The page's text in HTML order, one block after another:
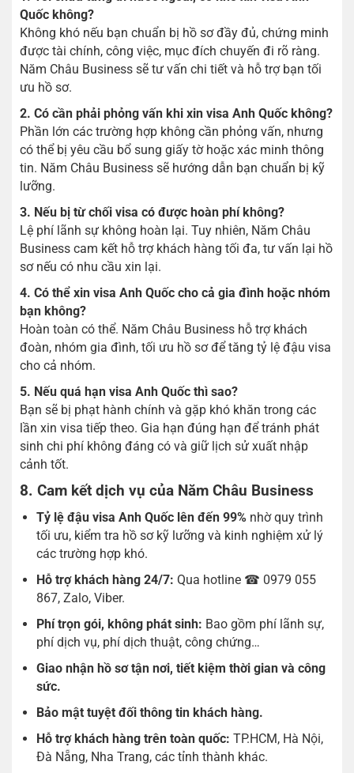
Quốc không?
Không khó nếu bạn chuẩn bị hồ sơ đầy đủ, chứng minh
được tài chính, công việc, mục đích chuyến đi rõ ràng.
Năm Châu Business sẽ tư vấn chi tiết và hỗ trợ bạn tối
ưu hồ sơ.
2. Có cần phải phỏng vấn khi xin visa Anh Quốc không?
Phần lớn các trường hợp không cần phỏng vấn, nhưng
có thể bị yêu cầu bổ sung giấy tờ hoặc xác minh thông
tin. Năm Châu Business sẽ hướng dẫn bạn chuẩn bị kỹ
lưỡng.
3. Nếu bị từ chối visa có được hoàn phí không?
Lệ phí lãnh sự không hoàn lại. Tuy nhiên, Năm Châu
Business cam kết hỗ trợ khách hàng tối đa, tư vấn lại hồ
sơ nếu có nhu cầu xin lại.
4. Có thể xin visa Anh Quốc cho cả gia đình hoặc nhóm
bạn không?
Hoàn toàn có thể. Năm Châu Business hỗ trợ khách
đoàn, nhóm gia đình, tối ưu hồ sơ để tăng tỷ lệ đậu visa
cho cả nhóm.
5. Nếu quá hạn visa Anh Quốc thì sao?
Bạn sẽ bị phạt hành chính và gặp khó khăn trong các
lần xin visa tiếp theo. Gia hạn đúng hạn để tránh phát
sinh chi phí không đáng có và giữ lịch sử xuất nhập
cảnh tốt.
8. Cam kết dịch vụ của Năm Châu Business
Tỷ lệ đậu visa Anh Quốc lên đến 99%nhờ quy trình
tối ưu, kiểm tra hồ sơ kỹ lưỡng và kinh nghiệm xử lý
các trường hợp khó.
Hỗ trợ khách hàng 24/7: Qua hotline ☎ 0979 055
867, Zalo, Viber.
Phí trọn gói, không phát sinh: Bao gồm phí lãnh sự,
phí dịch vụ, phí dịch thuật, công chứng…
Giao nhận hồ sơ tận nơi, tiết kiệm thời gian và công
sức.
Bảo mật tuyệt đối thông tin khách hàng.
Hỗ trợ khách hàng trên toàn quốc: TP.HCM, Hà Nội,
Đà Nẵng, Nha Trang, các tỉnh thành khác.